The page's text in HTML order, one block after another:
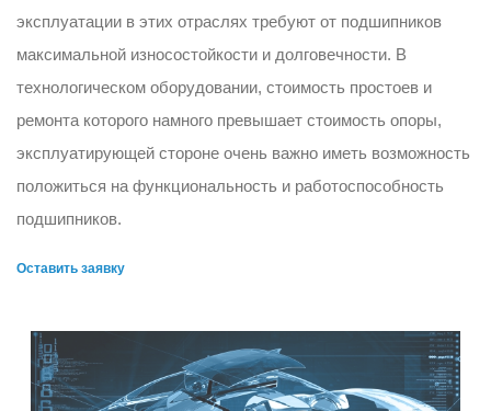
эксплуатации в этих отраслях требуют от подшипников
максимальной износостойкости и долговечности. В
технологическом оборудовании, стоимость простоев и
ремонта которого намного превышает стоимость опоры,
эксплуатирующей стороне очень важно иметь возможность
положиться на функциональность и работоспособность
подшипников.
Оставить заявку